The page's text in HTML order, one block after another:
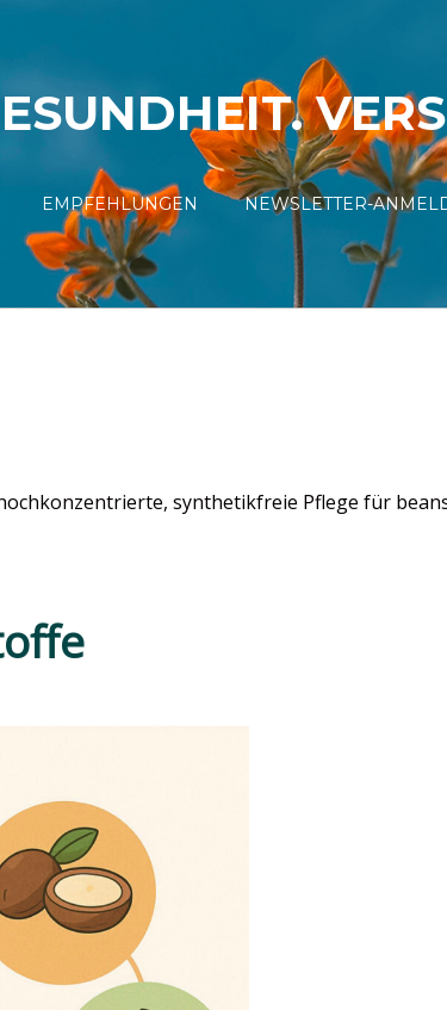
EMPFEHLUNGEN NEWSLETTER-
synthetikfreie Pflege für